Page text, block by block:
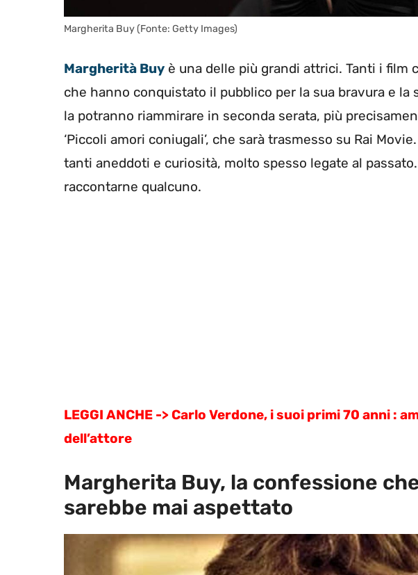
Margherita Buy (Fonte: Getty Images)
Margherità Buy è una delle più grandi attrici. Tanti i film
che hanno conquistato il pubblico per la sua bravura e la
la potranno riammirare in seconda serata, più
‘Piccoli amori coniugali’, che sarà trasmesso su Rai
tanti aneddoti e curiosità, molto spesso legate al
raccontarne qualcuno.
LEGGI ANCHE -> Carlo Verdone, i suoi primi 70 anni :
dell’attore
Margherita Buy, la confessione
sarebbe mai aspettato